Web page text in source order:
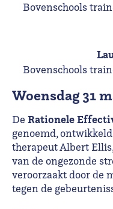
woensdag 31
De Rationele
genoemd,
therapeut Albert
van de ongezonde
veroorzaakt door de
tegen de
Bovenschools
Bovenschools